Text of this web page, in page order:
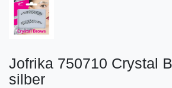
Jofrika 750710 Crystal
silber